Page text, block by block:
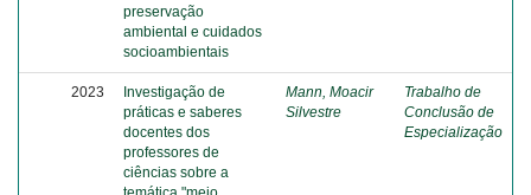
preservação
ambiental e cuidados
socioambientais
2023
Investigação de
práticas e saberes
docentes dos
professores de
ciências sobre a
Mann, Moacir
Silvestre
Trabalho de
Conclusão de
Especialização